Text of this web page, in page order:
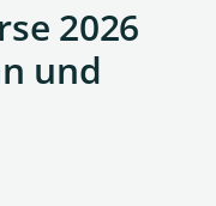
2026
und